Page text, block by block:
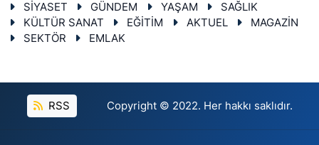
SİYASET GÜNDEM YAŞAM
SAĞLIK
KÜLTÜR SANAT
EĞİTİM AKTUEL
MAGAZİN
SEKTÖR
EMLAK
RSS Copyright © 2022. Her hakkı saklıdır.